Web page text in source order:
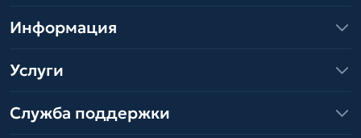
Информация
Услуги
Служба поддержки